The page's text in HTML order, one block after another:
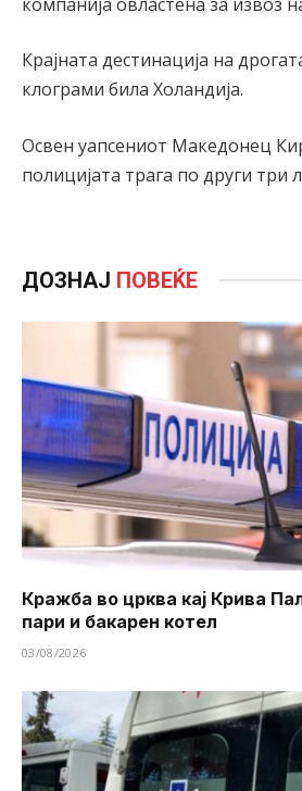
Крајната дестинација на
клограми била Холандија.
Освен уапсениот Македонец
полицијата трага по други три
ДОЗНАЈ ПОВЕЌЕ
Кражба во црква кај Крива
пари и бакарен котел
03/08/2026